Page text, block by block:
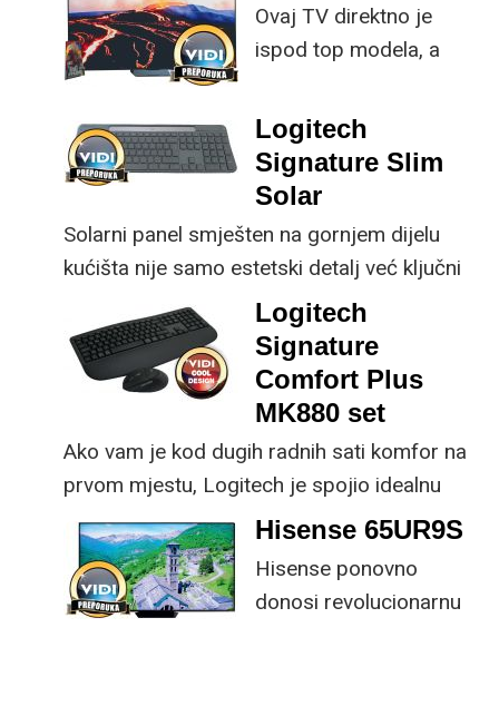
istovremeno
implementirao
ključne svakom
korisniku.
Ovaj TV direktno je
ispod top modela, a
male ustupke možete
osjetno uštedjeti pri
kupnji.
Logitech
Signature Slim
Solar
Solarni panel smješten na gornjem dijelu
kućišta nije samo estetski detalj već ključni
dio koncepta ovog proizvoda, jer koristi
energiju prirodnog ili umjetnog svjetla za
rad.
Logitech
Signature
Comfort Plus
MK880 set
Ako vam je kod dugih radnih sati komfor na
prvom mjestu, Logitech je spojio idealnu
kombinaciju tipkovnice i miša s naprednim
funkcijama.
Hisense 65UR9S
Hisense ponovno
donosi revolucionarnu